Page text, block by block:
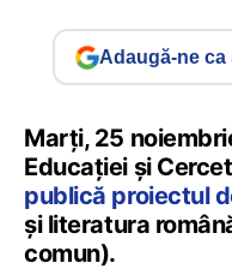
Adaugă-ne ca
Marți, 25
Educației și
publică proiectul
și literatura
comun).